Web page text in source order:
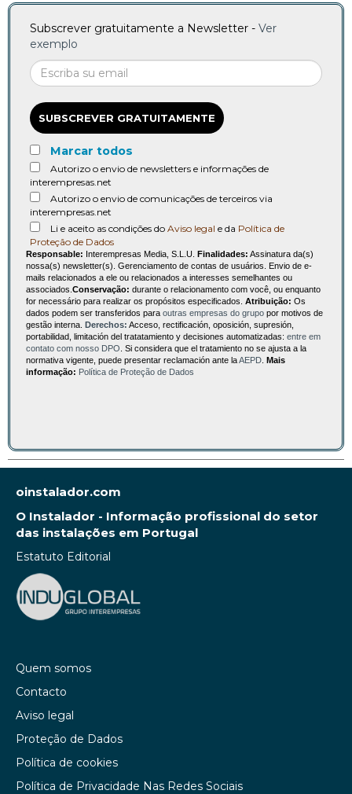
Subscrever gratuitamente a Newsletter - Ver
exemplo
SUBSCREVER GRATUITAMENTE
Marcar todos
Autorizo o envio de newsletters e informações de
interempresas.net
Autorizo o envio de comunicações de terceiros via
interempresas.net
Li e aceito as condições do Aviso legal e da Política de
Proteção de Dados
Responsable: Interempresas Media, S.L.U. Finalidades: Assinatura da(s)
nossa(s) newsletter(s). Gerenciamento de contas de usuários. Envio de e-
mails relacionados a ele ou relacionados a interesses semelhantes ou
associados. Conservação: durante o relacionamento com você, ou enquanto
for necessário para realizar os propósitos especificados. Atribuição: Os
dados podem ser transferidos para outras empresas do grupo por motivos de
gestão interna. Derechos: Acceso, rectificación, oposición, supresión,
portabilidad, limitación del tratatamiento y decisiones automatizadas: entre em
contato com nosso DPO . Si considera que el tratamiento no se ajusta a la
normativa vigente, puede presentar reclamación ante laAEPD Mais
informação: Política de Proteção de Dados
oinstalador.com
O Instalador - Informação profissional do setor
das instalações em Portugal
Estatuto Editorial
Quem somos
Contacto
Aviso legal
Proteção de Dados
Política de cookies
Política de Privacidade Nas Redes Sociais